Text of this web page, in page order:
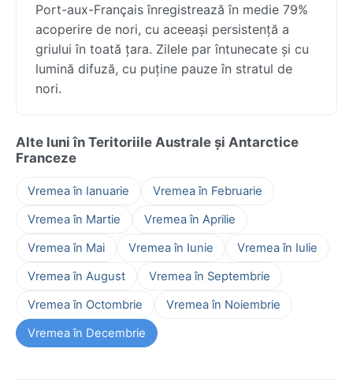
Port-aux-Français înregistrează în medie 79%
acoperire de nori, cu aceeași persistență a
griului în toată țara. Zilele par întunecate și cu
lumină difuză, cu puține pauze în stratul de
nori.
Alte luni în Teritoriile Australe și Antarctice
Franceze
Vremea în Ianuarie
Vremea în Februarie
Vremea în Martie
Vremea în Aprilie
Vremea în Mai
Vremea în Iunie
Vremea în Iulie
Vremea în August
Vremea în Septembrie
Vremea în Octombrie
Vremea în Noiembrie
Vremea în Decembrie